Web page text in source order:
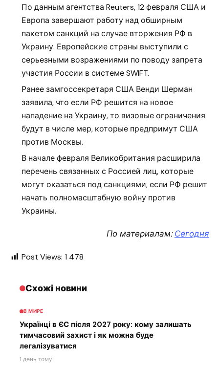
По данным агентства Reuters, 12 февраля США и
Европа завершают работу над обширным
пакетом санкций на случае вторжения РФ в
Украину. Европейские страны выступили с
серьезными возражениями по поводу запрета
участия России в системе SWIFT.
Ранее замгоссекретаря США Венди Шерман
заявила, что если РФ решится на новое
нападение на Украину, то визовые ограничения
будут в числе мер, которые предпримут США
против Москвы.
В начале февраля Великобритания расширила
перечень связанных с Россией лиц, которые
могут оказаться под санкциями, если РФ решит
начать полномасштабную войну против
Украины.
По материалам:Сегодня
Post Views: 1 478
Схожі новини
В МИРЕ
Українці в ЄС після 2027 року: кому залишать
тимчасовий захист і як можна буде
легалізуватися
1 день тому